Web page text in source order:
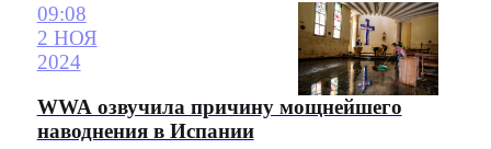
09:08
2 НОЯ
2024
WWA озвучила причину мощнейшего
наводнения в Испании